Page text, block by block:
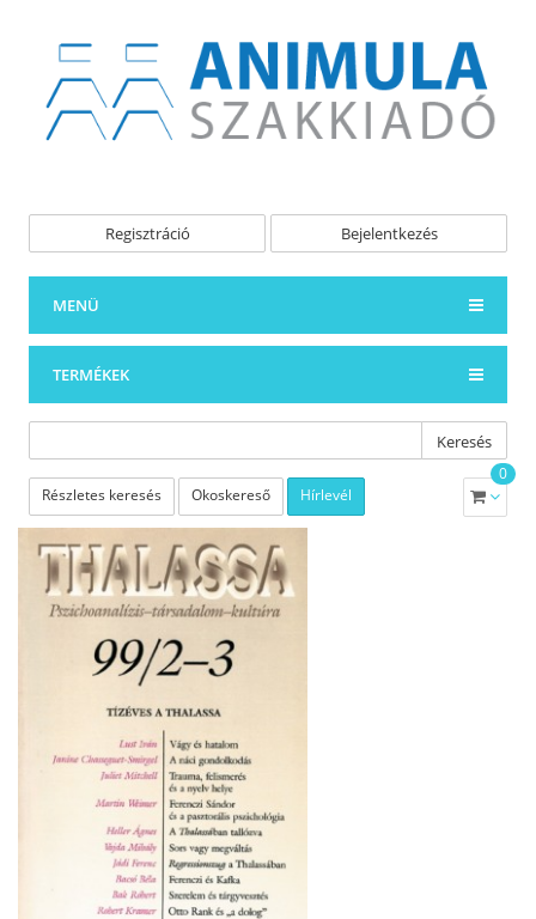
Regisztráció Bejelentkezés
MENÜ
TERMÉKEK
Keresés
Részletes keresés Okoskereső Hírlevél
0